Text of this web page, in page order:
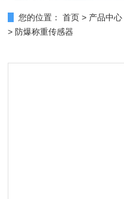
您的位置： 首页 > 产品中心
> 防爆称重传感器